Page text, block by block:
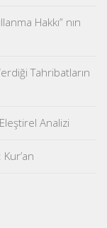
Hakkı” nın
Tahribatların
Analizi